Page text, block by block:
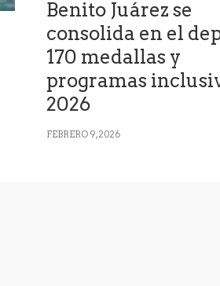
Benito Juárez se
consolida en el
170 medallas y
programas
2026
FEBRERO 9, 2026